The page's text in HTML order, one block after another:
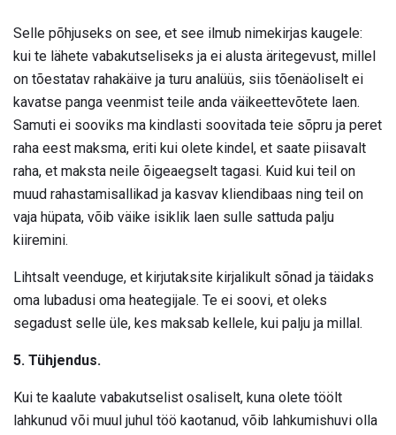
Selle põhjuseks on see, et see ilmub nimekirjas kaugele:
kui te lähete vabakutseliseks ja ei alusta äritegevust, millel
on tõestatav rahakäive ja turu analüüs, siis tõenäoliselt ei
kavatse panga veenmist teile anda väikeettevõtete laen.
Samuti ei sooviks ma kindlasti soovitada teie sõpru ja peret
raha eest maksma, eriti kui olete kindel, et saate piisavalt
raha, et maksta neile õigeaegselt tagasi. Kuid kui teil on
muud rahastamisallikad ja kasvav kliendibaas ning teil on
vaja hüpata, võib väike isiklik laen sulle sattuda palju
kiiremini.
Lihtsalt veenduge, et kirjutaksite kirjalikult sõnad ja täidaks
oma lubadusi oma heategijale. Te ei soovi, et oleks
segadust selle üle, kes maksab kellele, kui palju ja millal.
5. Tühjendus.
Kui te kaalute vabakutselist osaliselt, kuna olete töölt
lahkunud või muul juhul töö kaotanud, võib lahkumishuvi olla